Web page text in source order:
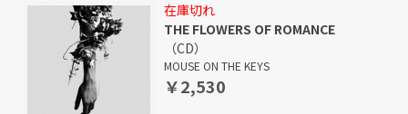
在庫切れ
THE FLOWERS OF ROMANCE
（CD）
MOUSE ON THE KEYS
￥2,530